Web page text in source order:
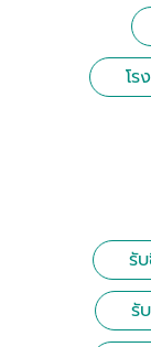
โร
รั
รั